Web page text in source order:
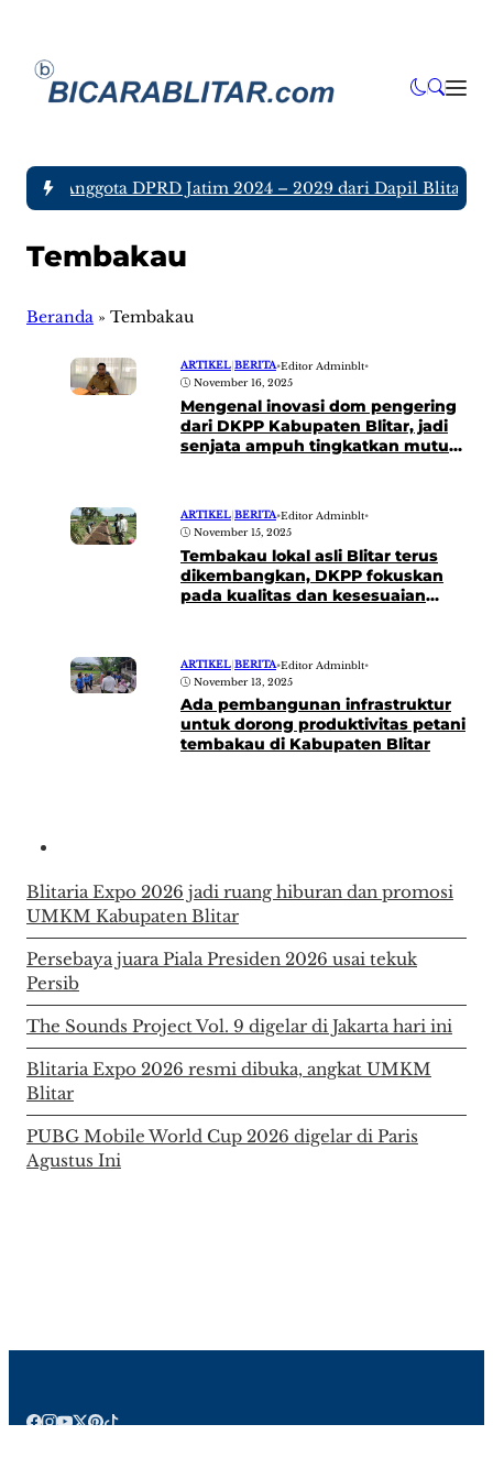
tujuh Anggota DPRD Jatim 2024 – 2029 dari Dapil Blitar
Tembakau
Beranda » Tembakau
ARTIKEL BERITA•Editor Adminblt•
November 16, 2025
Mengenal inovasi dom pengering
dari DKPP Kabupaten Blitar, jadi
senjata ampuh tingkatkan mutu
ARTIKEL|BERITA•Editor Adminblt•
November 15, 2025
Tembakau lokal asli Blitar terus
dikembangkan, DKPP fokuskan
pada kualitas dan kesesuaian
ARTIKEL|BERITA•Editor Adminblt•
November 13, 2025
Ada pembangunan infrastruktur
untuk dorong produktivitas petani
tembakau di Kabupaten Blitar
Blitaria Expo 2026 jadi ruang hiburan dan promosi
UMKM Kabupaten Blitar
Persebaya juara Piala Presiden 2026 usai tekuk
Persib
The Sounds Project Vol. 9 digelar di Jakarta hari ini
Blitaria Expo 2026 resmi dibuka, angkat UMKM
Blitar
PUBG Mobile World Cup 2026 digelar di Paris
Agustus Ini